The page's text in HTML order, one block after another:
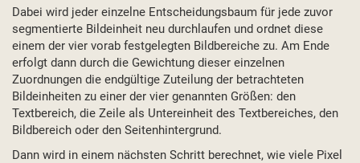
Dabei wird jeder einzelne Entscheidungsbaum für jede zuvor
segmentierte Bildeinheit neu durchlaufen und ordnet diese
einem der vier vorab festgelegten Bildbereiche zu. Am Ende
erfolgt dann durch die Gewichtung dieser einzelnen
Zuordnungen die endgültige Zuteilung der betrachteten
Bildeinheiten zu einer der vier genannten Größen: den
Textbereich, die Zeile als Untereinheit des Textbereiches, den
Bildbereich oder den Seitenhintergrund.
Dann wird in einem nächsten Schritt berechnet, wie viele Pixel